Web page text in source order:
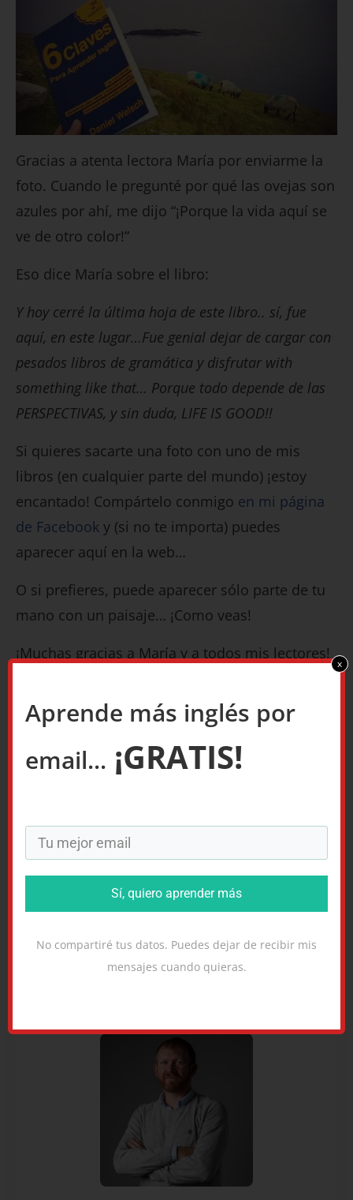
Gracias a atenta lectora María por enviarme la
foto. Cuando le pregunté por qué las ovejas son
azules por ahí, me dijo “¡Porque la vida aquí se
ve de otro color!”
Eso dice María sobre el libro:
Y hoy cerré la última hoja de este libro.. sí, fue
aquí, en este lugar…Fue genial dejar de cargar con
pesados libros de gramática y disfrutar with
something like that… Porque todo depende de las
PERSPECTIVAS, y sin duda, LIFE IS GOOD!!
Si quieres sacarte una foto con uno de mis
libros (en cualquier parte del mundo) ¡estoy
encantado! Compártelo conmigo en mi página
de Facebook y (si no te importa) puedes
aparecer aquí en la web…
O si prefieres, puede aparecer sólo parte de tu
mano con un paisaje… ¡Como veas!
¡Muchas gracias a María y a todos mis lectores!
Daniel.
P.D. ¡Buenas noticias! Ahora, mis libros en tapa
para Aprender Inglés
Amazon Canadá, yAmazon UK
Aprender Inglés (PDF)
Aprende más inglés por
email... ¡GRATIS!
Sí, quiero aprender más
No compartiré tus datos. Puedes dejar de recibir mis
mensajes cuando quieras.
x